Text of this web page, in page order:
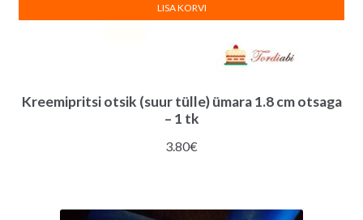
Kreemipritsi otsik (suur tülle) ümara 1.8 cm otsaga
– 1 tk
3.80€
LISA KORVI